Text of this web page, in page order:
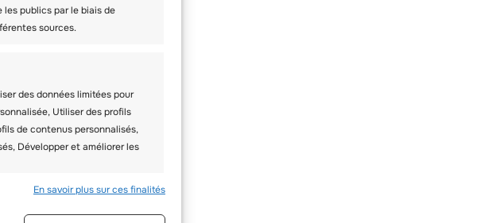
les publics par le biais de
sources.
des données limitées pour
Utiliser des profils
de contenus personnalisés,
Développer et améliorer les
En savoir plus sur ces finalités